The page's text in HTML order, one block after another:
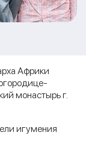
Африки
монастырь г.
игумения